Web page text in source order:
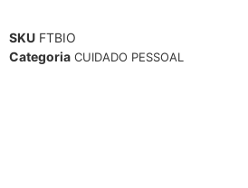
SKU FTBIO
Categoria CUIDADO PESSOAL